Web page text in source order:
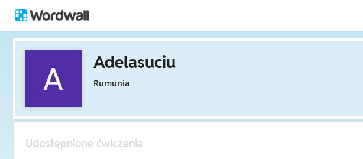
Adelasuciu
Rumunia
Udostępnione ćwiczenia